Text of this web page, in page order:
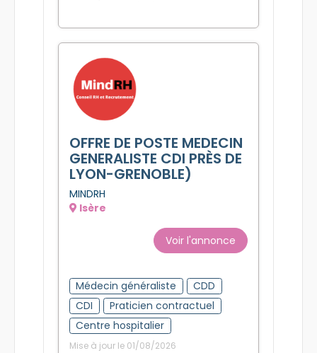
OFFRE DE POSTE MEDECIN
GENERALISTE CDI PRÈS DE
LYON-GRENOBLE)
MINDRH
Isère
Voir l'annonce
Médecin généraliste
CDD
CDI
Praticien contractuel
Centre hospitalier
Mise à jour le 01/08/2026